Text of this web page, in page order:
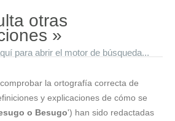
otras
»
para abrir el motor de búsqueda...
la ortografía correcta de
y explicaciones de cómo se
o Besugo') han sido redactadas